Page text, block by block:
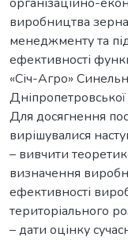
виробництва
менеджменту та
ефективності
«Січ-Агро»
Дніпропетровської
Для досягнення
вирішувалися
– вивчити
визначення
ефективності
територіального
– дати оцінку